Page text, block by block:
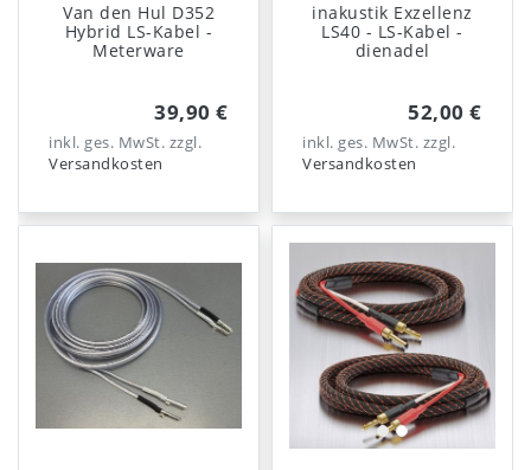
Van den Hul D352
Hybrid LS-Kabel -
Meterware
39,90 €
inkl. ges. MwSt. zzgl.
Versandkosten
inakustik Exzellenz
LS40 - LS-Kabel -
dienadel
52,00 €
inkl. ges. MwSt. zzgl.
Versandkosten